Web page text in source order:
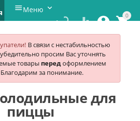
0


 
Меню 
В связи с нестабильностью
просим Вас уточнять
товары передоформлением
Благодарим за понимание.
для
пиццы